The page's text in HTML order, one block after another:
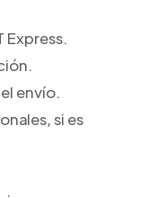
Express.
envío.
si es